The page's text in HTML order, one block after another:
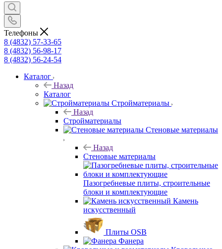
Телефоны
8 (4832) 57-33-65
8 (4832) 56-98-17
8 (4832) 56-24-54
Каталог
Назад
Каталог
Стройматериалы
Назад
Стройматериалы
Стеновые материалы
Назад
Стеновые материалы
Пазогребневые плиты, строительные
блоки и комплектующие
Камень
искусственный
Плиты OSB
Фанера